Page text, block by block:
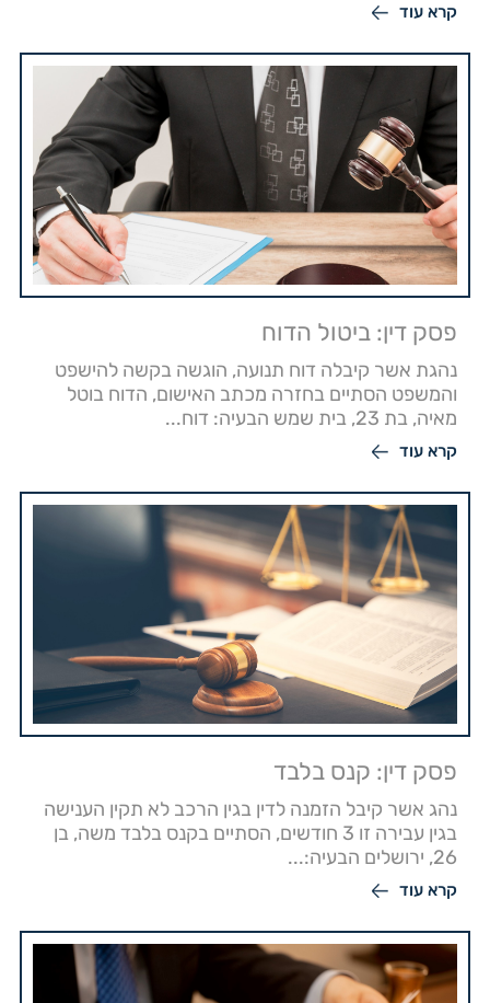
קרא עוד
פסק דין: ביטול הדוח
נהגת אשר קיבלה דוח תנועה, הוגשה בקשה להישפט
והמשפט הסתיים בחזרה מכתב האישום, הדוח בוטל
מאיה, בת 23, בית שמש הבעיה: דוח...
קרא עוד
פסק דין: קנס בלבד
נהג אשר קיבל הזמנה לדין בגין הרכב לא תקין הענישה
בגין עבירה זו 3 חודשים, הסתיים בקנס בלבד משה, בן
26, ירושלים הבעיה:...
קרא עוד